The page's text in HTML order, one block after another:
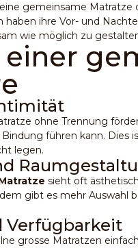
gemeinsame
haben ihre Vor- und
wie möglich zu
ohne Trennung
führen kann. Dies
legen.
sieht oft
gibt es mehr Auswahl
Verfügbarkeit
grosse Matratzen